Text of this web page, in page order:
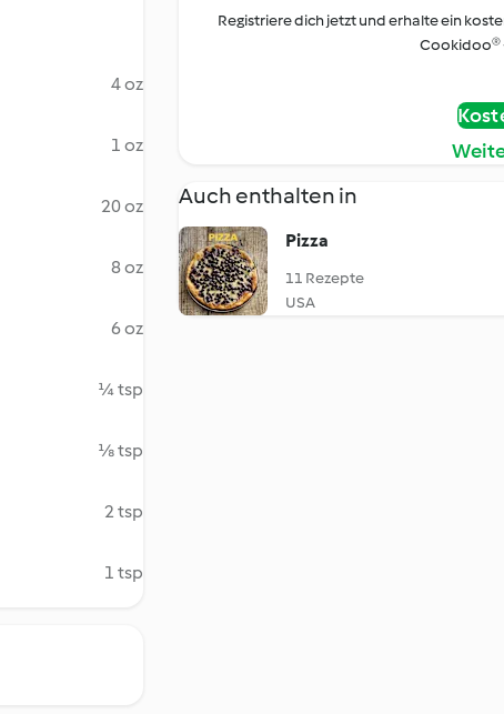
4 oz
1 oz
20 oz
8 oz
6 oz
¼ tsp
⅛ tsp
2 tsp
1 tsp
Registriere dich jetzt und erhalte ein
Cookidoo®
Auch enthalten in
Pizza
11 Rezepte
USA